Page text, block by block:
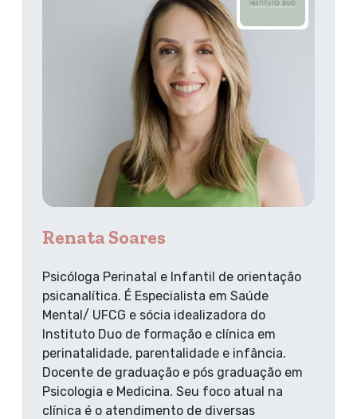
Renata Soares
Psicóloga Perinatal e Infantil de orientação
psicanalítica. É Especialista em Saúde
Mental/ UFCG e sócia idealizadora do
Instituto Duo de formação e clínica em
perinatalidade, parentalidade e infância.
Docente de graduação e pós graduação em
Psicologia e Medicina. Seu foco atual na
clínica é o atendimento de diversas